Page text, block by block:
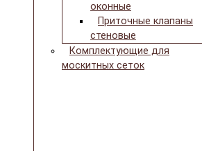
оконные
Приточные клапаны
стеновые
Комплектующие для
москитных сеток